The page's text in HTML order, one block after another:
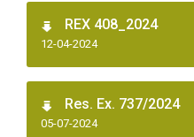
REX 408_2024
12-04-2024
Res. Ex. 737/2024
05-07-2024